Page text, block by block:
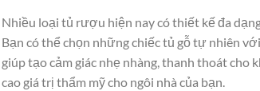
Nhiều loại tủ rượu hiện nay có thiết kế đa
Bạn có thể chọn những chiếc tủ gỗ tự nhiên
giúp tạo cảm giác nhẹ nhàng, thanh thoát cho
cao giá trị thẩm mỹ cho ngôi nhà của bạn.